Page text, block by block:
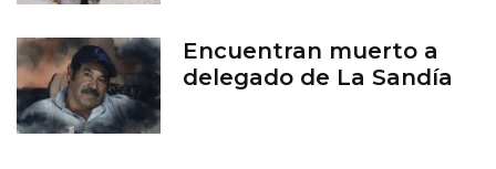
Encuentran muerto a
delegado de La Sandía